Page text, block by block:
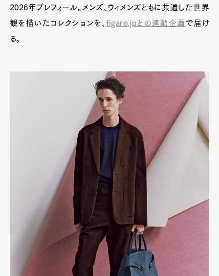
2026年プレフォール。メンズ、ウィメンズともに共通した世界
観を描いたコレクションを、figaro.jpとの連動企画 で届け
る。